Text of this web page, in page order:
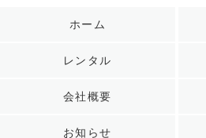
ホーム
レンタル
会社概要
お知らせ